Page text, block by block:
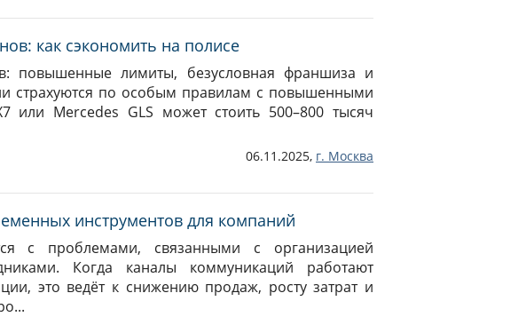
как сэкономить на полисе
повышенные лимиты, безусловная франшиза и
страхуются по особым правилам с повышенными
Mercedes GLS может стоить 500–800 тысяч
06.11.2025, г. Москва
инструментов для компаний
с проблемами, связанными с организацией
Когда каналы коммуникаций работают
это ведёт к снижению продаж, росту затрат и